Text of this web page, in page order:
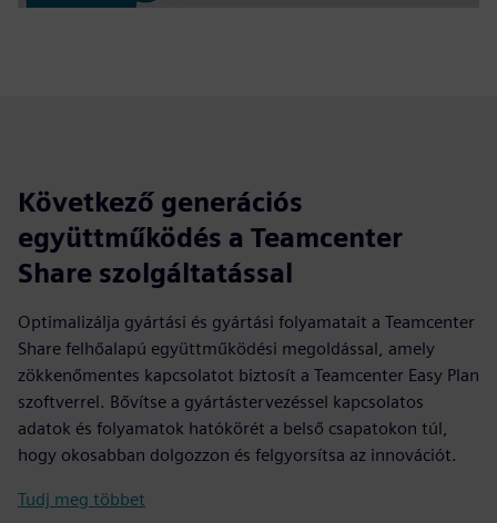
Következő generációs
együttműködés a Teamcenter
Share szolgáltatással
Optimalizálja gyártási és gyártási folyamatait a Teamcenter
Share felhőalapú együttműködési megoldással, amely
zökkenőmentes kapcsolatot biztosít a Teamcenter Easy Plan
szoftverrel. Bővítse a gyártástervezéssel kapcsolatos
adatok és folyamatok hatókörét a belső csapatokon túl,
hogy okosabban dolgozzon és felgyorsítsa az innovációt.
Tudj meg többet